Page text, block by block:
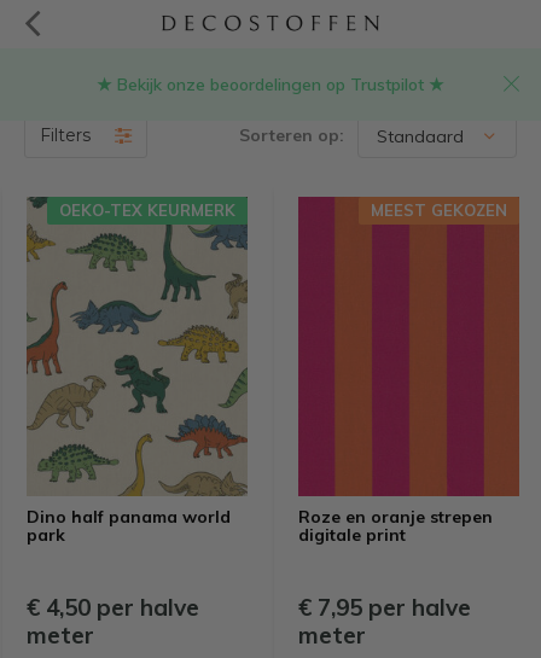
★ Bekijk onze beoordelingen op Trustpilot ★
Stoffen online kopen(608)
Filters Sorteren op:
Dino half panama world
park
OEKO-TEX KEURMERK
€ 4,50 per halve
meter
Roze en oranje strepen
digitale print
MEEST GEKOZEN
€ 7,95 per halve
meter